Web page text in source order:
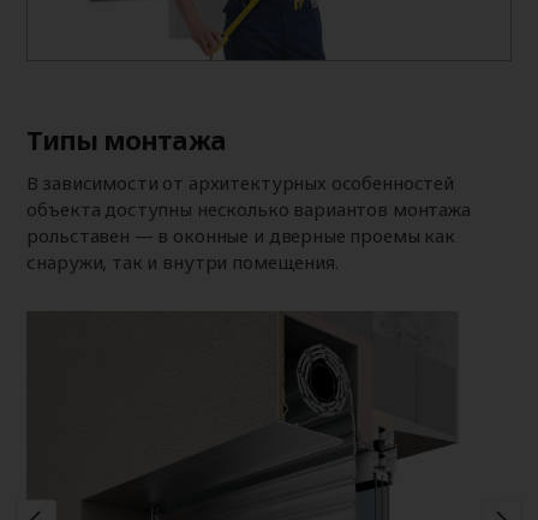
Типы монтажа
В зависимости от архитектурных особенностей
объекта доступны несколько вариантов монтажа
рольставен — в оконные и дверные проемы как
снаружи, так и внутри помещения.